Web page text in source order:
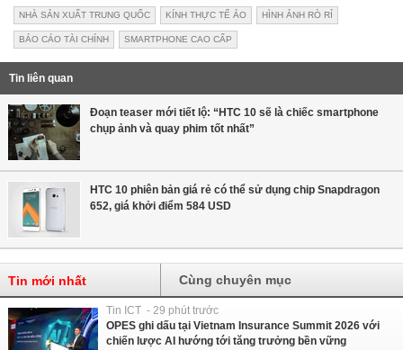
NHÀ SẢN XUẤT TRUNG QUỐC KÍNH THỰC TẾ ẢO HÌNH ẢNH RÒ RỈ
BÁO CÁO TÀI CHÍNH SMARTPHONE CAO CẤP
Tin liên quan
Đoạn teaser mới tiết lộ: “HTC 10 sẽ là chiếc smartphone
chụp ảnh và quay phim tốt nhất”
HTC 10 phiên bản giá rẻ có thể sử dụng chip Snapdragon
652, giá khởi điểm 584 USD
Tin mới nhất Cùng chuyên mục
Tin ICT - 29 phút trước
OPES ghi dấu tại Vietnam Insurance Summit 2026 với
chiến lược AI hướng tới tăng trưởng bền vững